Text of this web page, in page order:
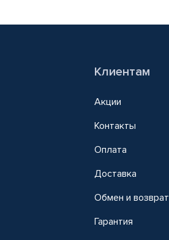
Клиентам
Акции
Контакты
Оплата
Доставка
Обмен и возврат
Гарантия